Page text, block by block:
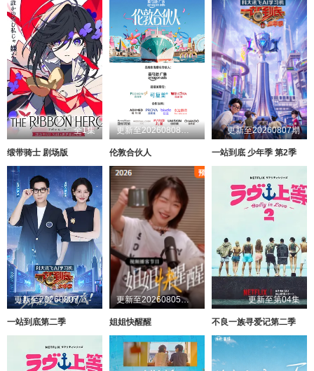
全1集
缎带骑士 剧场版
更新至20260808第1期
伦敦合伙人
更新至20260807期
一站到底 少年季 第2季
更新至20260807第1期
一站到底第二季
更新至20260805第1期加更
姐姐快醒醒
更新至第04集
不良一族寻爱记第二季